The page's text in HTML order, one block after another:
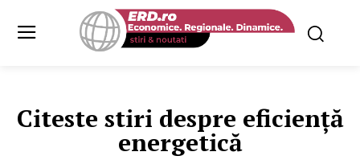
Citeste stiri despre eficiență
energetică